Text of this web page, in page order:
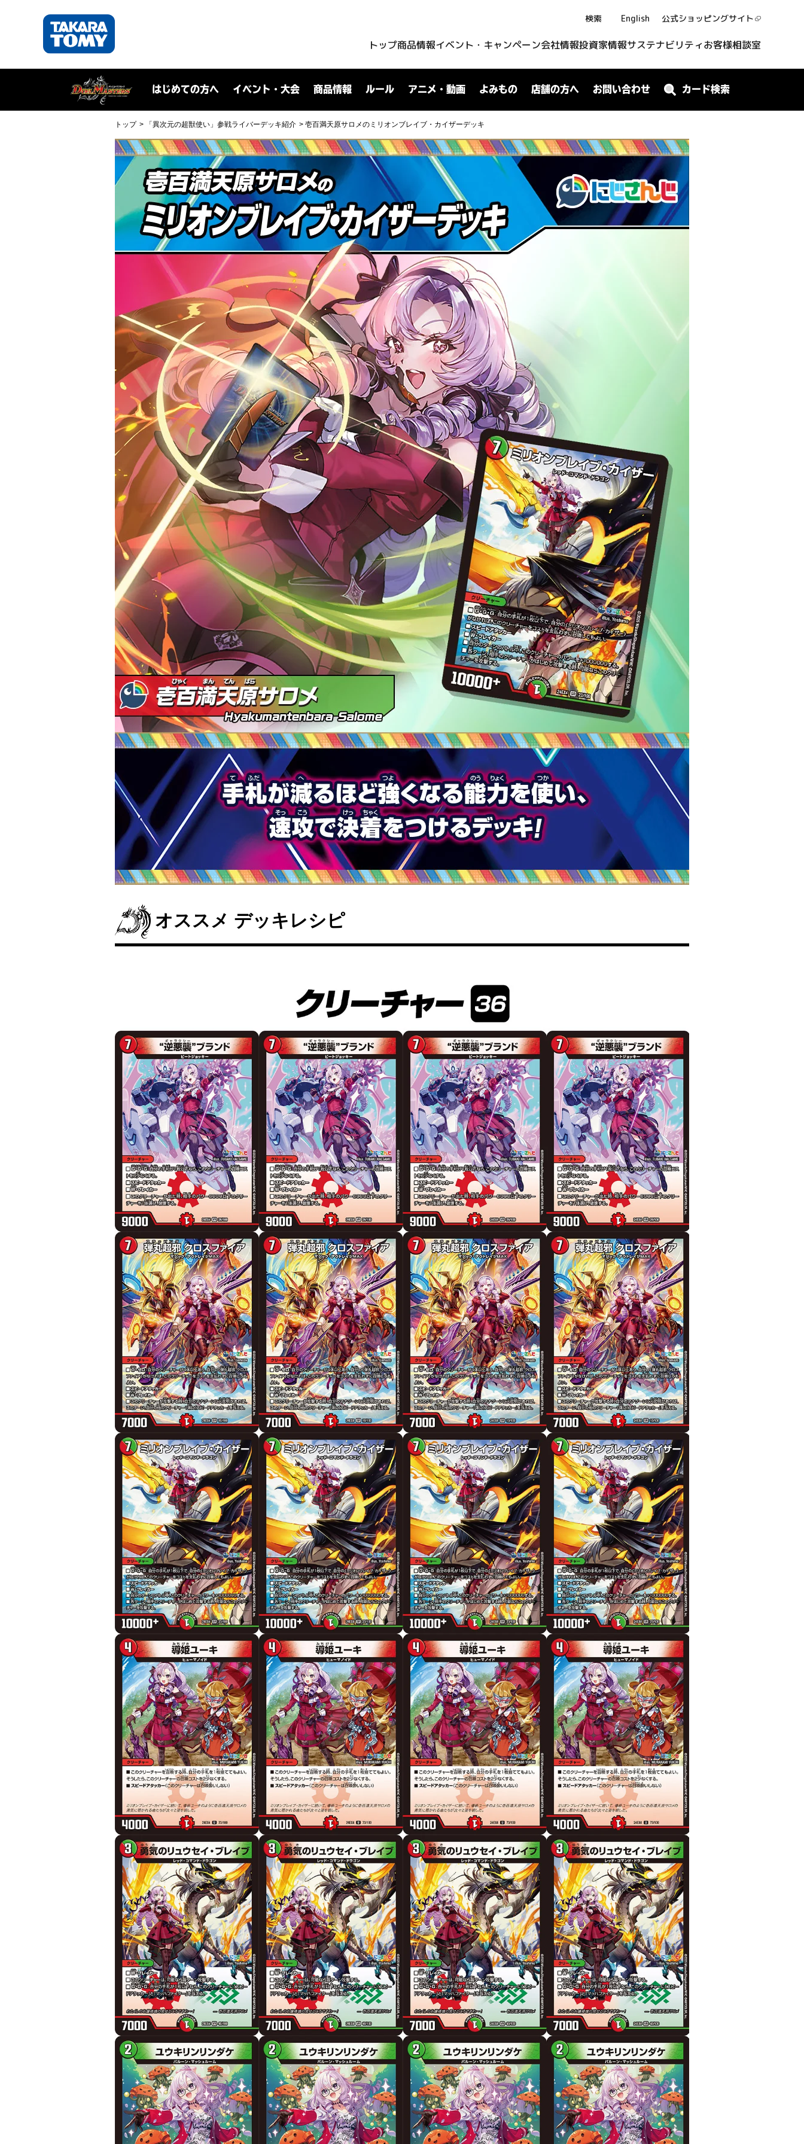
検索 English 公式ショッピングサイト
トップ商品情報イベント・キャンペーン会社情報投資家情報サステナビリティお客様相談室
はじめての方へ イベント・大会 商品情報 ルール アニメ・動画 よみもの 店舗の方へ お問い合わせ カード検索
トップ 「異次元の超獣使い」参戦ライバーデッキ紹介 壱百満天原サロメのミリオンブレイブ・カイザーデッキ
オススメ デッキレシピ